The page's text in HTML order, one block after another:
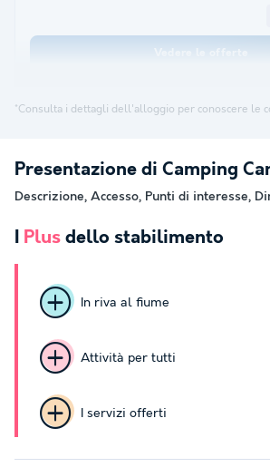
*Consulta i dettagli dell'alloggio per conoscere le
Presentazione di Camping
Descrizione, Accesso, Punti di interesse,
I Plus dello stabilimento
In riva al fiume
Attività per tutti
I servizi offerti